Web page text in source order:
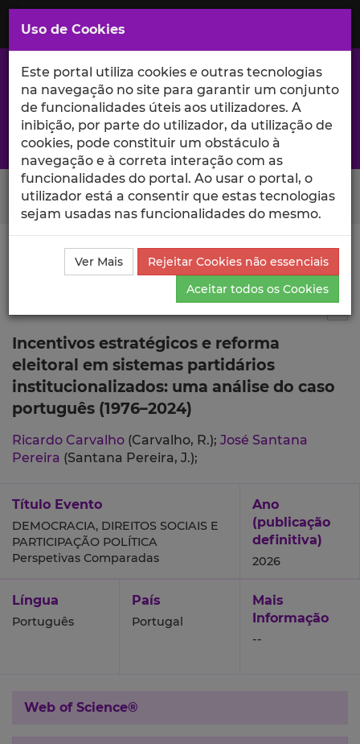
Saltar
para
Conteúdo
Principal
A excelência da investigação e ciência no Iscte
Search Button
Ciência_Iscte Comunicações
Descrição Detalhada
da Comunicação
Incentivos estratégicos e reforma
eleitoral em sistemas partidários
institucionalizados: uma análise do caso
português (1976–2024)
Ricardo Carvalho (Carvalho, R.); José Santana
Pereira (Santana Pereira, J.);
Título Evento
DEMOCRACIA, DIREITOS SOCIAIS E
PARTICIPAÇÃO POLÍTICA
Perspetivas Comparadas
Ano
(publicação
definitiva)
2026
Língua
Português
País
Portugal
Mais
Informação
--
Web of Science®
Uso de Cookies
Este portal utiliza cookies e outras tecnologias
na navegação no site para garantir um conjunto
de funcionalidades úteis aos utilizadores. A
inibição, por parte do utilizador, da utilização de
cookies, pode constituir um obstáculo à
navegação e à correta interação com as
funcionalidades do portal. Ao usar o portal, o
utilizador está a consentir que estas tecnologias
sejam usadas nas funcionalidades do mesmo.
Ver Mais
Rejeitar Cookies não essenciais
Aceitar todos os Cookies